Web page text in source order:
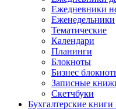
Ежедневники
Еженедельники
Тематические
Календари
Планинги
Блокноты
Бизнес
Записные
Скетчбуки
Бухгалтерские